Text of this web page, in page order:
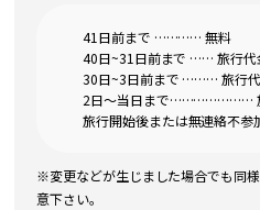
41日前まで ………… 無料
40日~31日前まで …… 旅行代
30日~3日前まで ……… 旅行
2日～当日まで…………………
旅行開始後または無連絡不
※変更などが生じました場合でも同
意下さい。